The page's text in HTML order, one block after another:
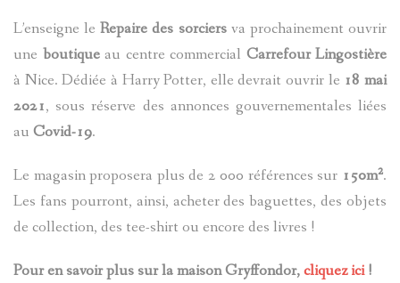
L’enseigne leRepaire des sorciersva prochainement ouvrir
une boutiqueau centre commercial Carrefour Lingostière
à Nice. Dédiée à Harry Potter, elle devrait ouvrir le 18 mai
2021, sous réserve des annonces gouvernementales liées
au Covid-19.
Le magasin proposera plus de 2 000 références sur 150m².
Les fans pourront, ainsi, acheter des baguettes, des objets
de collection, des tee-shirt ou encore des livres !
Pour en savoir plus sur la maison Gryffondor,cliquez ici!